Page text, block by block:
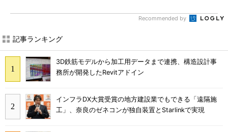
Recommended by
記事ランキング
3D鉄筋モデルから加工用データまで連携、構造設計事
務所が開発したRevitアドイン
インフラDX大賞受賞の地方建設業でもできる「遠隔施
工」、奈良のゼネコンが独自装置とStarlinkで実現